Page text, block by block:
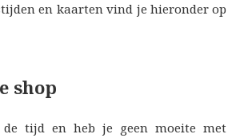
en kaarten vind je hieronder op
shop
tijd en heb je geen moeite met